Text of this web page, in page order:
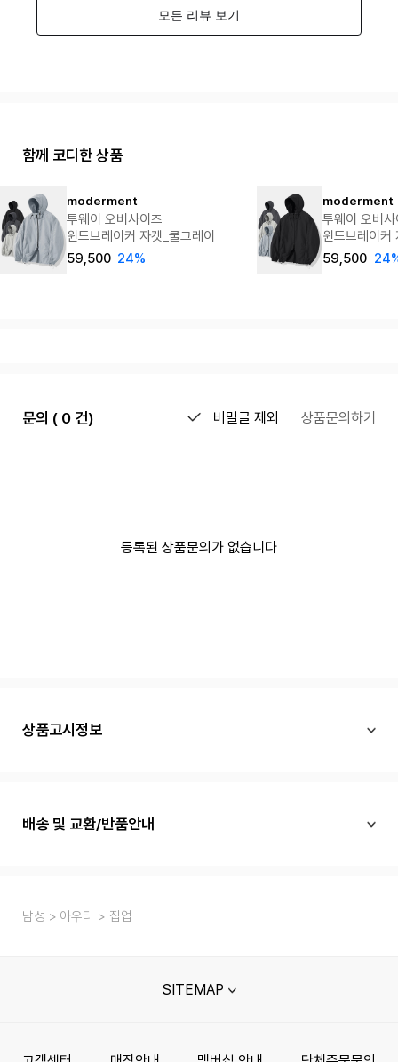
함께 코디한 상품
moderment
투웨이 오버사이즈
윈드브레이커 자켓_쿨그레이
59,500 24%
moderment
투웨이 오버
윈드브레이커
59,500
문의 ( 0 건) 비밀글 제외 상품문의하기
등록된 상품문의가 없습니다
상품고시정보
배송 및 교환/반품안내
남성 아우터 집업
SITEMAP